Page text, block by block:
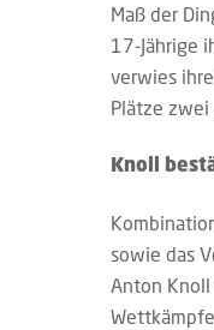
Maß der
17-Jährige
verwies
Plätze zwei
Knoll
sowie das
Anton Knoll